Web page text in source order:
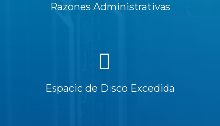
Razones Administrativas
Espacio de Disco Excedida